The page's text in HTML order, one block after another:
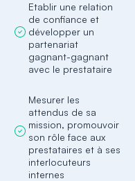
Etablir une relation
de confiance et
développer un
partenariat
gagnant-gagnant
avec le prestataire
Mesurer les
attendus de sa
mission, promouvoir
son rôle face aux
prestataires et à ses
interlocuteurs
internes